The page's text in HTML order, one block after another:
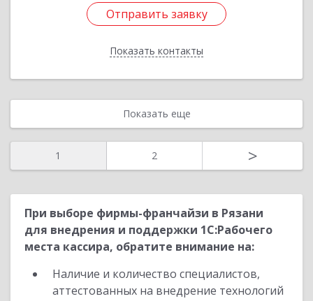
Отправить заявку
Показать контакты
Отправить заявку
Назад
Показать еще
1 2 >
При выборе фирмы-франчайзи в Рязани
для внедрения и поддержки 1С:Рабочего
места кассира, обратите внимание на:
Наличие и количество специалистов,
аттестованных на внедрение технологий